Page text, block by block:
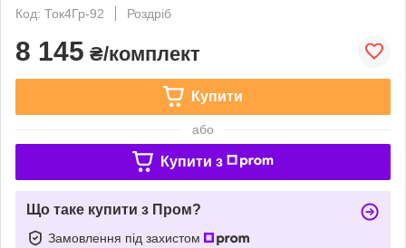
Код: Ток4Гр-92
Роздріб
8 145 ₴/комплект
Купити
або
Купити з
Що таке купити з Пром?
Замовлення під захистом